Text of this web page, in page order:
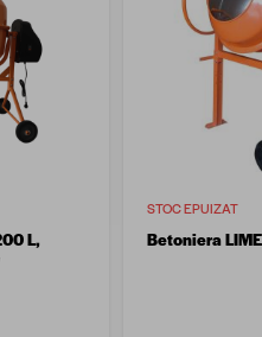
L,
STOC EPUIZAT
Betoniera